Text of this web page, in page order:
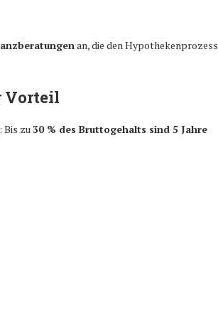
an, die den Hypothekenprozess
Vorteil
: Bis zu30 % des Bruttogehalts sind 5 Jahre